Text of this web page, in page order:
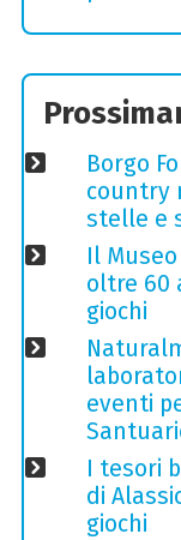
Borgo
country
stelle e
Il
oltre 60
giochi
eventi
I tesori
di
giochi